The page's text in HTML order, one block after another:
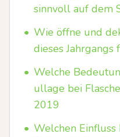
sinnvoll auf dem
• Wie öffne und
dieses
• Welche
ullage bei
2019
• Welchen